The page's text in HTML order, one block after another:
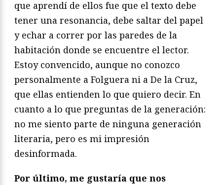
que aprendí de ellos fue que el texto debe
tener una resonancia, debe saltar del papel
y echar a correr por las paredes de la
habitación donde se encuentre el lector.
Estoy convencido, aunque no conozco
personalmente a Folguera ni a De la Cruz,
que ellas entienden lo que quiero decir. En
cuanto a lo que preguntas de la generación:
no me siento parte de ninguna generación
literaria, pero es mi impresión
desinformada.
Por último, me gustaría que nos